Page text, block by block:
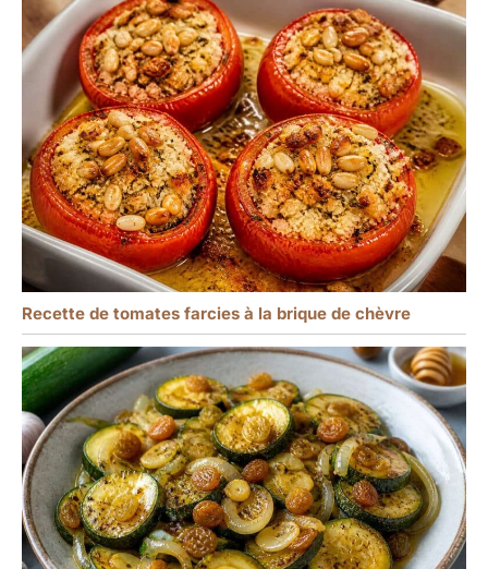
Recette de tomates farcies à la brique de chèvre